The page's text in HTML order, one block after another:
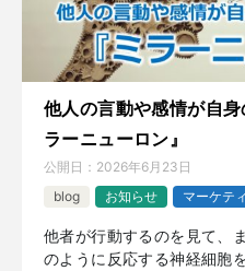
他人の言動や感情が自
ラーニューロン』
公開日： 2026年6月23日
blog
お知らせ マーケテ
他者が行動するのを見て、
のように反応する神経細胞